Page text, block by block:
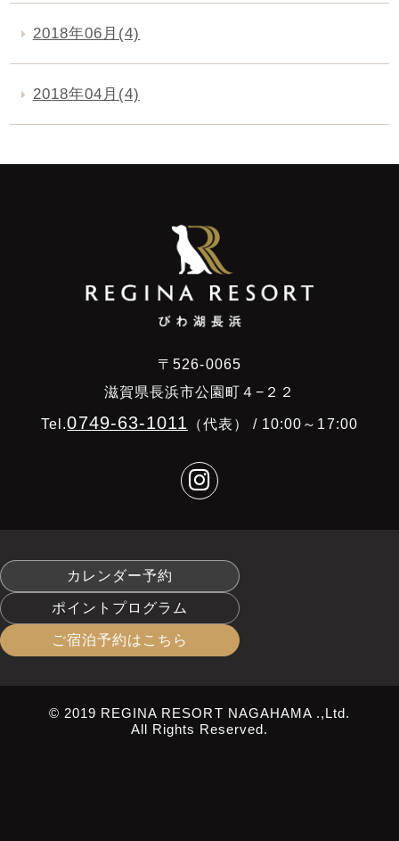
2018年06月(4)
2018年04月(4)
〒526-0065
滋賀県長浜市公園町４−２２
Tel.0749-63-1011 （代表） / 10:00～17:00
カレンダー予約
ポイントプログラム
ご宿泊予約はこちら
© 2019 REGINA RESORT NAGAHAMA .,Ltd.
All Rights Reserved.